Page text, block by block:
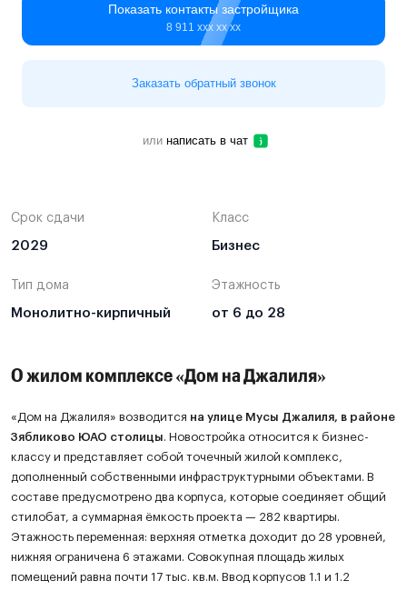
Показать контакты застройщика
8 911 ххх хх хх
Заказать обратный звонок
или написать в чат
Срок сдачи
2029
Класс
Бизнес
Тип дома
Монолитно-кирпичный
Этажность
от 6 до 28
О жилом комплексе «Дом на Джалиля»
«Дом на Джалиля» возводится на улице Мусы Джалиля, в районе
Зябликово ЮАО столицы . Новостройка относится к бизнес-
классу и представляет собой точечный жилой комплекс,
дополненный собственными инфраструктурными объектами. В
составе предусмотрено два корпуса, которые соединяет общий
стилобат, а суммарная ёмкость проекта — 282 квартиры.
Этажность переменная: верхняя отметка доходит до 28 уровней,
нижняя ограничена 6 этажами. Совокупная площадь жилых
помещений равна почти 17 тыс. кв.м. Ввод корпусов 1.1 и 1.2